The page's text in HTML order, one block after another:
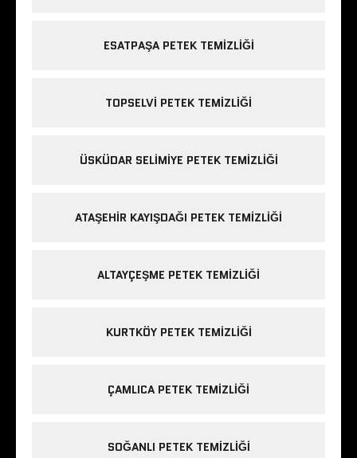
ESATPAŞA PETEK TEMIZLIĞI
TOPSELVI PETEK TEMIZLIĞI
ÜSKÜDAR SELIMIYE PETEK TEMIZLIĞI
ATAŞEHIR KAYIŞDAĞI PETEK TEMIZLIĞI
ALTAYÇEŞME PETEK TEMIZLIĞI
KURTKÖY PETEK TEMIZLIĞI
ÇAMLICA PETEK TEMIZLIĞI
SOĞANLI PETEK TEMIZLIĞI